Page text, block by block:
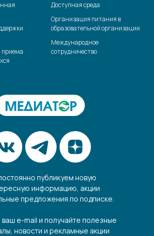
приема
Доступная среда
Организация питания в
образовательной организации
Международное
сотрудничество
публикуем новую
информацию, акции
предложения по подписке.
e-mail и получайте полезные
новости и рекламные акции